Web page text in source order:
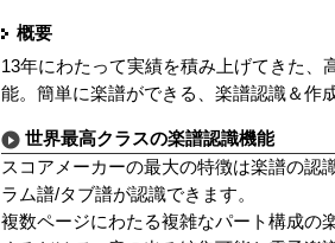
概要
13年にわたって実績を積み上げてきた
能。簡単に楽譜ができる、楽譜認識＆作
世界最高クラスの楽譜認識機能
スコアメーカーの最大の特徴は楽譜の認
ラム譜/タブ譜が認識できます。
複数ページにわたる複雑なパート構成の